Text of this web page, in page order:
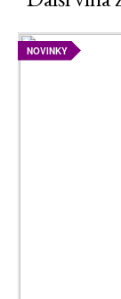
NOVINKY